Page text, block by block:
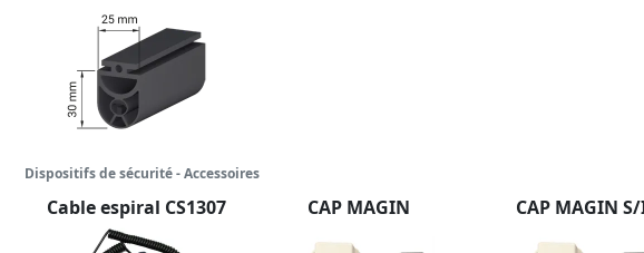
Dispositifs de sécurité - Accessoires
Cable espiral CS1307 CAP MAGIN CAP MAGIN